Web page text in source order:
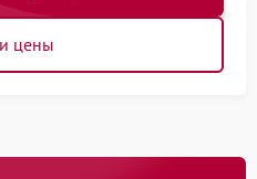
цены